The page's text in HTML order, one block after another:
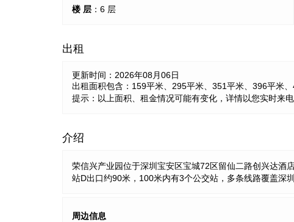
楼 层 ：6 层
出租
更新时间： 2026年08月06日
出租面积包含：159平米、295平米、351平米、396平米
提示：以上面积、租金情况可能有变化，详情以您实时来
介绍
荣信兴产业园位于深圳宝安区宝城72区留仙二路创兴达酒
站D出口约90米，100米内有3个公交站，多条线路覆盖深
周边信息